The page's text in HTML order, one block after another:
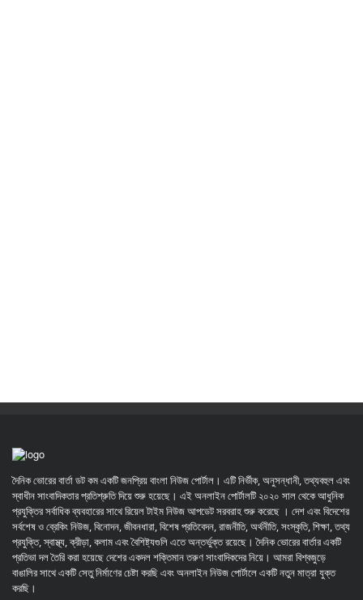
দৈনিক ভোরের বার্তা ডট কম একটি জনপ্রিয় বাংলা নিউজ পোর্টাল। এটি নির্ভীক, অনুসন্ধানী, তথ্যবহুল এবং
স্বাধীন সাংবাদিকতার প্রতিশ্রুতি দিয়ে শুরু হয়েছে। এই অনলাইন পোর্টালটি ২০২০ সাল থেকে আধুনিক
প্রযুক্তির সর্বাধিক ব্যবহারের সাথে রিয়েল টাইম নিউজ আপডেট সরবরাহ শুরু করেছে । দেশ এবং বিদেশের
সর্বশেষ ও ব্রেকিং নিউজ, বিনোদন, জীবনধারা, বিশেষ প্রতিবেদন, রাজনীতি, অর্থনীতি, সংস্কৃতি, শিক্ষা, তথ্য
প্রযুক্তি, স্বাস্থ্য, ক্রীড়া, কলাম এবং বৈশিষ্ট্যগুলি এতে অন্তর্ভুক্ত রয়েছে। দৈনিক ভোরের বার্তার একটি
প্রতিভা দল তৈরি করা হয়েছে দেশের একদল শক্তিমান তরুণ সাংবাদিকদের নিয়ে। আমরা বিশ্বজুড়ে
বাঙালির সাথে একটি সেতু নির্মাণের চেষ্টা করছি এবং অনলাইন নিউজ পোর্টালে একটি নতুন মাত্রা যুক্ত
করছি।